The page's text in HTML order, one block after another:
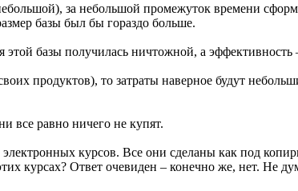
за небольшой промежуток времени
базы был бы гораздо больше.
этой базы получилась ничтожной, а
продуктов), то затраты наверное будут
все равно ничего не купят.
курсов. Все они сделаны как под
курсах? Ответ очевиден – конечно же, нет. Не